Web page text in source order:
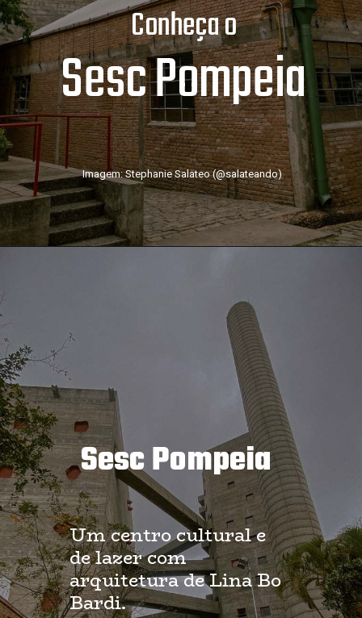
Sesc Pompeia
Conheça o
Imagem: Stephanie Salateo (@salateando)
Sesc Pompeia
Um centro cultural e
de lazer com
arquitetura de Lina Bo
Bardi.